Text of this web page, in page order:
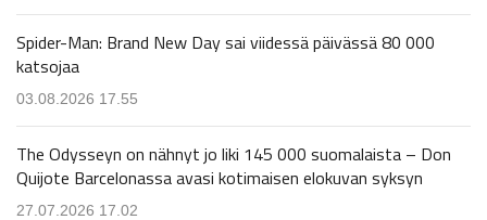
Spider-Man: Brand New Day sai viidessä päivässä 80 000
katsojaa
03.08.2026 17.55
The Odysseyn on nähnyt jo liki 145 000 suomalaista – Don
Quijote Barcelonassa avasi kotimaisen elokuvan syksyn
27.07.2026 17.02